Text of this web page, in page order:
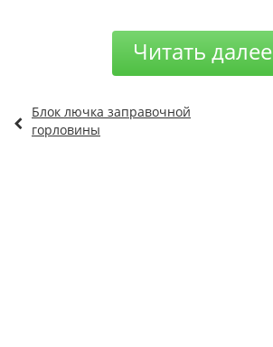
Читать далее
Блок лючка заправочной
горловины